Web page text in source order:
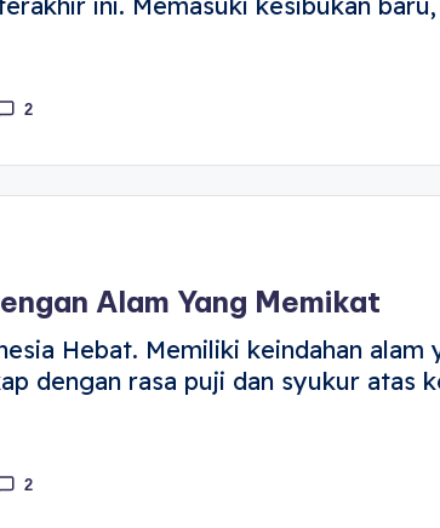
2
Alam Yang Memikat
Hebat. Memiliki keindahan
dengan rasa puji dan syukur atas
2